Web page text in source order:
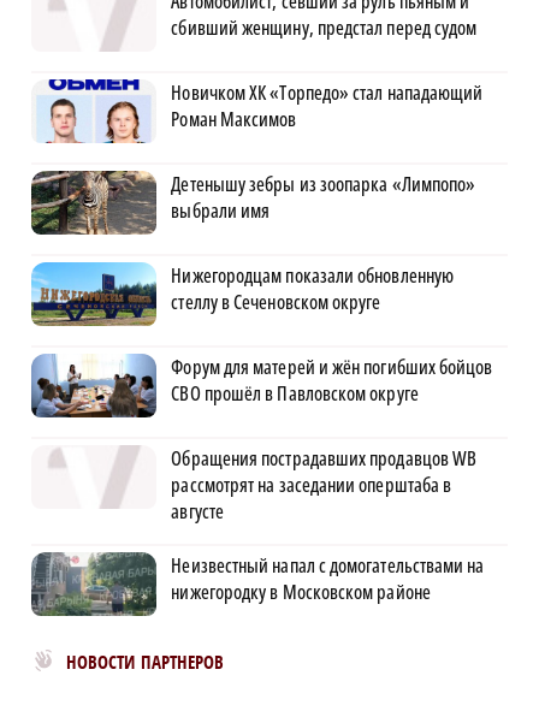
сбивший женщину, предстал перед судом
Новичком ХК «Торпедо» стал нападающий
Роман Максимов
Детенышу зебры из зоопарка «Лимпопо»
выбрали имя
Нижегородцам показали обновленную
стеллу в Сеченовском округе
Форум для матерей и жён погибших бойцов
СВО прошёл в Павловском округе
Обращения пострадавших продавцов WB
рассмотрят на заседании оперштаба в
августе
Неизвестный напал с домогательствами на
нижегородку в Московском районе
НОВОСТИ ПАРТНЕРОВ
Новости МирТесен